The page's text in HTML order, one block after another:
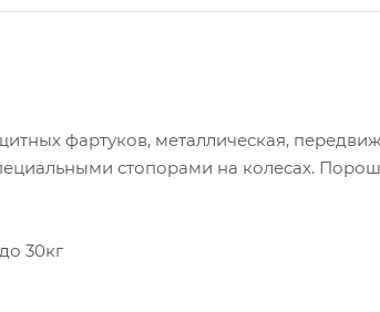
фартуков, металлическая,
стопорами на колесах.
30кг